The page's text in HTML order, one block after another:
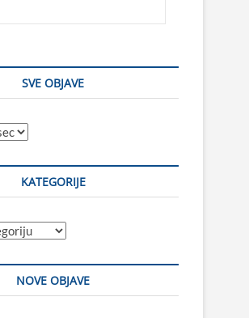
SVE OBJAVE
KATEGORIJE
NOVE OBJAVE